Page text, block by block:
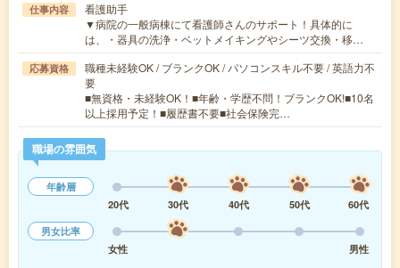
仕事内容
看護助手
▼病院の一般病棟にて看護師さんのサポート！具体的に
は、・器具の洗浄・ベットメイキングやシーツ交換・移…
応募資格
職種未経験OK / ブランクOK / パソコンスキル不要 / 英語力不
要
■無資格・未経験OK！■年齢・学歴不問！ブランクOK!■10名
以上採用予定！■履歴書不要■社会保険完…
職場の雰囲気
年齢層
20代
30代 40代 50代
60代
男女比率
女性
男性